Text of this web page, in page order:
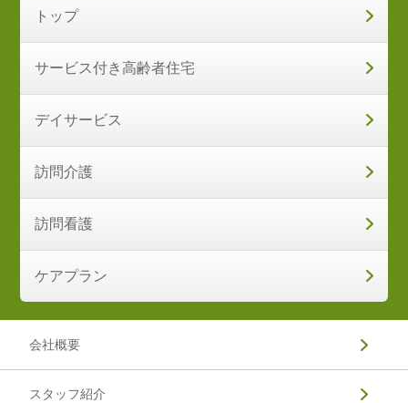
トップ
サービス付き高齢者住宅
デイサービス
訪問介護
訪問看護
ケアプラン
会社概要
スタッフ紹介